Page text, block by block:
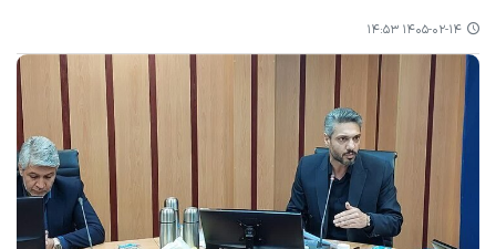
۱۴۰۵-۰۲-۱۴ ۱۴:۵۳